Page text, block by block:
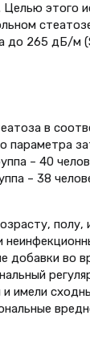
этого
до 265 дБ/м
в
параметра
– 40
– 38
полу,
добавки во
имели